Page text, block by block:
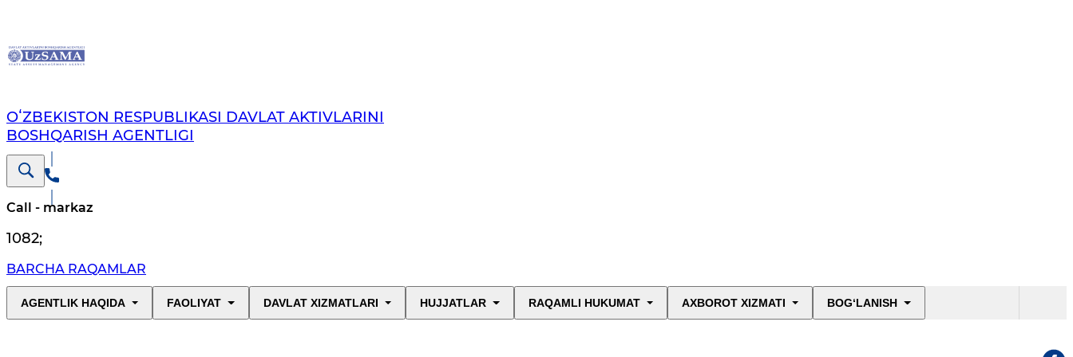
OʻZBEKISTON RESPUBLIKASI DAVLAT AKTIVLARINI
BOSHQARISH AGENTLIGI
Call - markaz
1082;
BARCHA RAQAMLAR
AGENTLIK HAQIDA FAOLIYAT DAVLAT XIZMATLARI HUJJATLAR RAQAMLI HUKUMAT AXBOROT XIZMATI BOG‘LANISH